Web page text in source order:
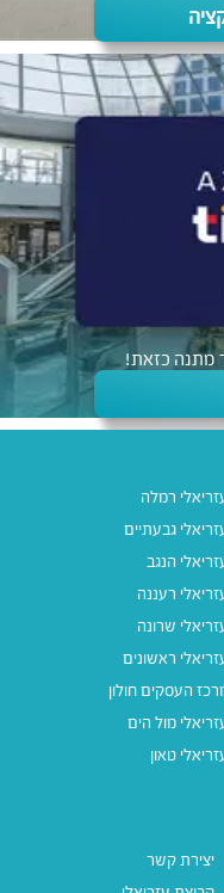
מתנה כזאת!
רמלה
גבעתיים
הנגב
רעננה
שרונה
ראשונים
העסקים חולון
מול הים
טאון
יצירת קשר